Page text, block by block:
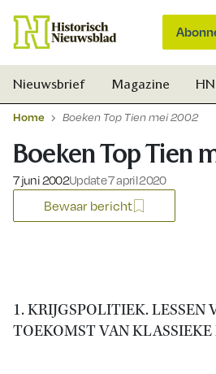
Nieuwsbrief Magazine
Home Boeken Top Tien mei 2002
Boeken Top Tien
Gepubliceerd op:
7 juni 2002Update 7 april 2020
Bewaar bericht
1. KRIJGSPOLITIEK. LESSEN
TOEKOMST VAN KLASSIEKE